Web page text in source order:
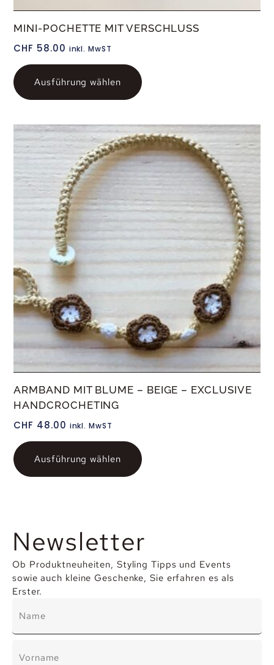
MINI-POCHETTE MIT VERSCHLUSS
CHF 58.00 inkl. MwST
Ausführung wählen
ARMBAND MIT BLUME – BEIGE – EXCLUSIVE
HANDCROCHETING
CHF 48.00 inkl. MwST
Ausführung wählen
Newsletter
Ob Produktneuheiten, Styling Tipps und Events
sowie auch kleine Geschenke, Sie erfahren es als
Erster.